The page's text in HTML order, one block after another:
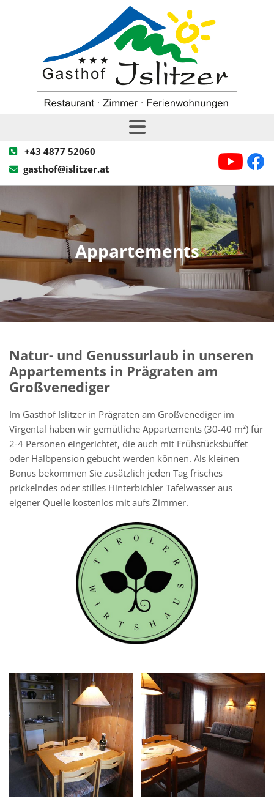
 +43 4877 52060
 gasthof@islitzer.at
Appartements
Natur- und Genussurlaub in unseren
Appartements in Prägraten am
Großvenediger
Im Gasthof Islitzer in Prägraten am Großvenediger im
Virgental haben wir gemütliche Appartements (30-40 m²) für
2-4 Personen eingerichtet, die auch mit Frühstücksbuffet
oder Halbpension gebucht werden können. Als kleinen
Bonus bekommen Sie zusätzlich jeden Tag frisches
prickelndes oder stilles Hinterbichler Tafelwasser aus
eigener Quelle kostenlos mit aufs Zimmer.